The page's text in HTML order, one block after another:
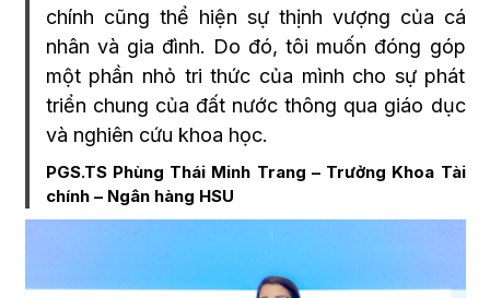
chính cũng thể hiện sự thịnh vượng của cá
nhân và gia đình. Do đó, tôi muốn đóng góp
một phần nhỏ tri thức của mình cho sự phát
triển chung của đất nước thông qua giáo dục
và nghiên cứu khoa học.
PGS.TS Phùng Thái Minh Trang – Trưởng Khoa Tài
chính – Ngân hàng HSU